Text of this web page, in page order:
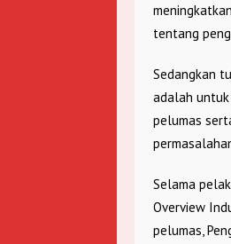
tentang
Sedangkan
adalah
pelumas
Selama
Overview
pelumas,